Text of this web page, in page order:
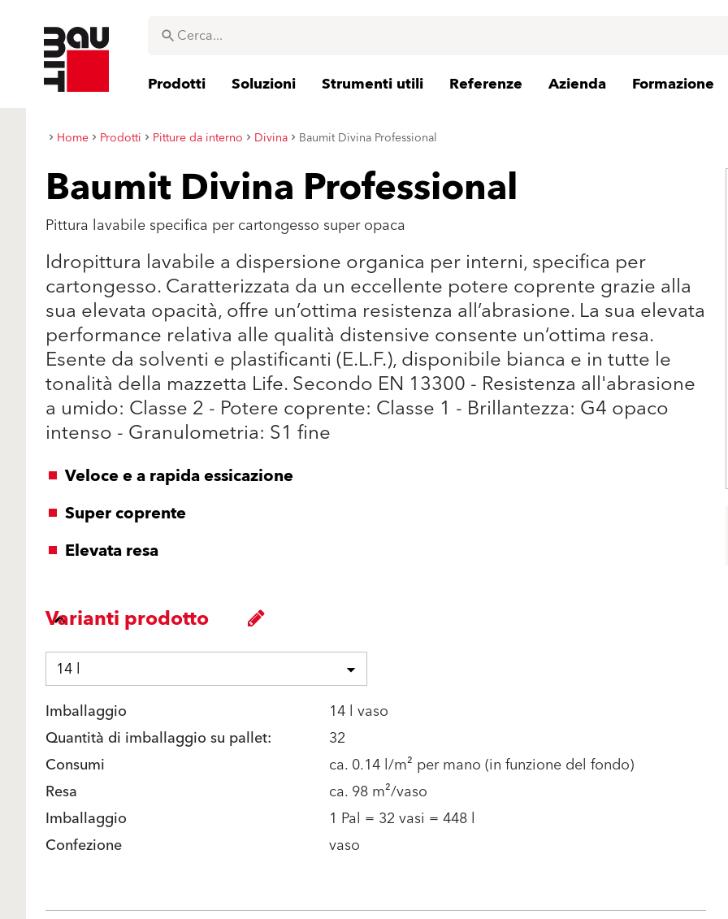
Prodotti Soluzioni Strumenti utili Referenze Azienda Formazione
Home Prodotti Pitture da interno Divina Baumit Divina Professional
Baumit Divina Professional
Pittura lavabile specifica per cartongesso super opaca
Idropittura lavabile a dispersione organica per interni, specifica per
cartongesso. Caratterizzata da un eccellente potere coprente grazie alla
sua elevata opacità, offre un’ottima resistenza all’abrasione. La sua elevata
performance relativa alle qualità distensive consente un‘ottima resa.
Esente da solventi e plastificanti (E.L.F.), disponibile bianca e in tutte le
tonalità della mazzetta Life. Secondo EN 13300 - Resistenza all'abrasione
a umido: Classe 2 - Potere coprente: Classe 1 - Brillantezza: G4 opaco
intenso - Granulometria: S1 fine
Veloce e a rapida essicazione
Super coprente
Elevata resa
Varianti prodotto
14 l
Imballaggio
14 l vaso
Quantità di imballaggio su pallet:
32
Consumi
ca. 0.14 l/m² per mano (in funzione del fondo)
Resa
ca. 98 m²/vaso
Imballaggio
1 Pal = 32 vasi = 448 l
Confezione
vaso